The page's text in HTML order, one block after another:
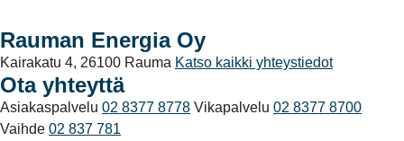
Rauman Energia Oy
Kairakatu 4, 26100 Rauma Katso kaikki yhteystiedot
Ota yhteyttä
Asiakaspalvelu 02 8377 8778 Vikapalvelu 02 8377 8700
Vaihde 02 837 781